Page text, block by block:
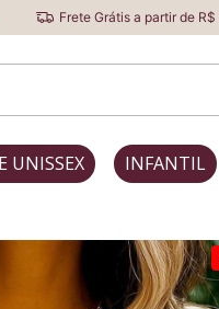
Frete Grátis a partir de R$ 229
UNISSEX INFANTIL